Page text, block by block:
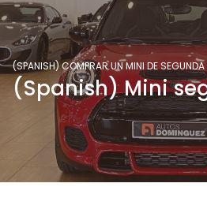
(SPANISH) COMPRAR UN MINI DE
(Spanish) Mini